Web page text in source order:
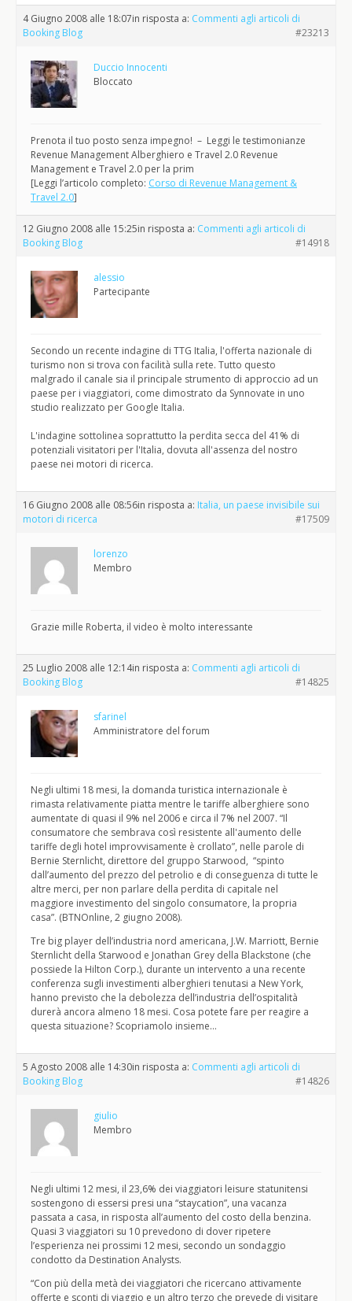
4 Giugno 2008 alle 18:07in risposta a: Commenti agli articoli di
Booking Blog
#23213
Duccio Innocenti
Bloccato
Prenota il tuo posto senza impegno! – Leggi le testimonianze
Revenue Management Alberghiero e Travel 2.0 Revenue
Management e Travel 2.0 per la prim
[Leggi l’articolo completo: Corso di Revenue Management &
Travel 2.0]
12 Giugno 2008 alle 15:25in risposta a: Commenti agli articoli di
Booking Blog
#14918
alessio
Partecipante
Secondo un recente indagine di TTG Italia, l'offerta nazionale di
turismo non si trova con facilità sulla rete. Tutto questo
malgrado il canale sia il principale strumento di approccio ad un
paese per i viaggiatori, come dimostrato da Synnovate in uno
studio realizzato per Google Italia.
L'indagine sottolinea soprattutto la perdita secca del 41% di
potenziali visitatori per l'Italia, dovuta all'assenza del nostro
paese nei motori di ricerca.
16 Giugno 2008 alle 08:56in risposta a: Italia, un paese invisibile sui
motori di ricerca
#17509
lorenzo
Membro
Grazie mille Roberta, il video è molto interessante
25 Luglio 2008 alle 12:14in risposta a: Commenti agli articoli di
Booking Blog
#14825
sfarinel
Amministratore del forum
Negli ultimi 18 mesi, la domanda turistica internazionale è
rimasta relativamente piatta mentre le tariffe alberghiere sono
aumentate di quasi il 9% nel 2006 e circa il 7% nel 2007. “Il
consumatore che sembrava così resistente all'aumento delle
tariffe degli hotel improvvisamente è crollato”, nelle parole di
Bernie Sternlicht, direttore del gruppo Starwood, “spinto
dall’aumento del prezzo del petrolio e di conseguenza di tutte le
altre merci, per non parlare della perdita di capitale nel
maggiore investimento del singolo consumatore, la propria
casa”. (BTNOnline, 2 giugno 2008).
Tre big player dell’industria nord americana, J.W. Marriott, Bernie
Sternlicht della Starwood e Jonathan Grey della Blackstone (che
possiede la Hilton Corp.), durante un intervento a una recente
conferenza sugli investimenti alberghieri tenutasi a New York,
hanno previsto che la debolezza dell’industria dell’ospitalità
durerà ancora almeno 18 mesi. Cosa potete fare per reagire a
questa situazione? Scopriamolo insieme…
5 Agosto 2008 alle 14:30in risposta a: Commenti agli articoli di
Booking Blog
#14826
giulio
Membro
Negli ultimi 12 mesi, il 23,6% dei viaggiatori leisure statunitensi
sostengono di essersi presi una “staycation”, una vacanza
passata a casa, in risposta all’aumento del costo della benzina.
Quasi 3 viaggiatori su 10 prevedono di dover ripetere
l’esperienza nei prossimi 12 mesi, secondo un sondaggio
condotto da Destination Analysts.
“Con più della metà dei viaggiatori che ricercano attivamente
offerte e sconti di viaggio e un altro terzo che prevede di visitare